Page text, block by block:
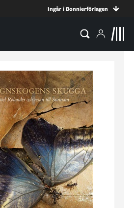
Ingår i Bonnierförlagen